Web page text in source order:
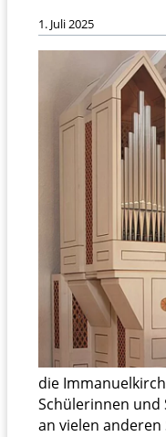
1. Juli 2025
die
Schülerinnen und
an vielen anderen